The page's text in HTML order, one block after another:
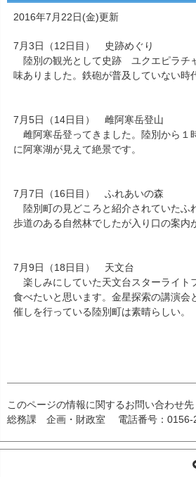
2016年7月22日(金)更新
7月3日（12日目） 史跡めぐり
陸別の観光として史跡 ユクエピラチ
味ありました。鉄砲が普及していない時
7月5日（14日目） 雌阿寒岳登山
雌阿寒岳登ってきました。陸別から１
に阿寒湖が見えて絶景です。
7月7日（16日目） ふれあいの森
陸別町の見どころと紹介されていたふ
歩道のある自然林でしたが入り口の案内
7月9日（18日目） 天文台
楽しみにしていた天文台スターライト
食べたいと思います。金星探索の講演会
催しを行っている陸別町は素晴らしい。
このページの情報に関するお問い合わせ先
総務課 企画・財政室
電話番号：0156-